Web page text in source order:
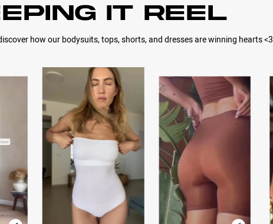
IT REEL
how our bodysuits, tops, shorts, and dresses are winning hearts <3